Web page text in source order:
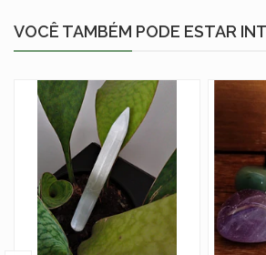
VOCÊ TAMBÉM PODE ESTAR